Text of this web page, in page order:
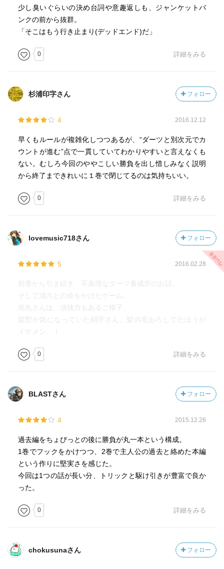
少し臭いぐらいの決め台詞や意趣返しも、ジャンケットバ
ンクの前から抜群。
「そこはもう行き止まり(デッドエンド)だ」
0 詳細をみる
杉浦印字さん フォロー
4 2016.12.12
早くもルールが複雑化しつつあるが、“ダーツと別次元でカ
ウントが進む”点で一貫していてわかりやすいと言えなくも
ない。むしろ今回のややこしい勝負を出し惜しみなく説明
から終了まできれいに１巻で閉じてるのは気持ちいい。
0 詳細をみる
lovemusic718さん フォロー
5 2016.02.28
前巻から引き続き、不条理なダーツ養成所のお話。
そして清六との命をかけたゲーム。
烏丸さんは、演技力もあるご様子。
髪型が気になっていた絹守さん、髪の毛おろしてたほうが
イケメン…！
0 詳細をみる
BLASTさん フォロー
4 2015.12.26
過去編をちょびっとの後に勝負が丸一本という構成。
1巻でフックをかけつつ、2巻で主人公の過去と絡めた本編
という作りに堅実さを感じた。
今回は1つの話が長い分、トリックと駆け引きが豊富で良か
った。
0 詳細をみる
chokusunaさん フォロー